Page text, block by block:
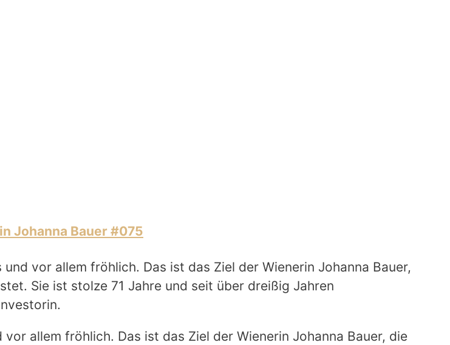
Johanna Bauer #075
vor allem fröhlich. Das ist das Ziel der Wienerin Johanna Bauer,
Sie ist stolze 71 Jahre und seit über dreißig Jahren
allem fröhlich. Das ist das Ziel der Wienerin Johanna Bauer, die